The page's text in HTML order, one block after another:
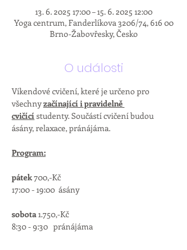
13. 6. 2025 17:00 – 15. 6. 2025 12:00
Yoga centrum, Fanderlíkova 3206/74, 616 00
Brno-Žabovřesky, Česko
O události
Víkendové cvičení, které je určeno pro
všechny začínající i pravidelně
cvičící studenty. Součástí cvičení budou
ásány, relaxace, pránájáma.
Program:
pátek 700,-Kč
17:00 - 19:00  ásány
sobota 1.750,-Kč
8:30 - 9:30   pránájáma